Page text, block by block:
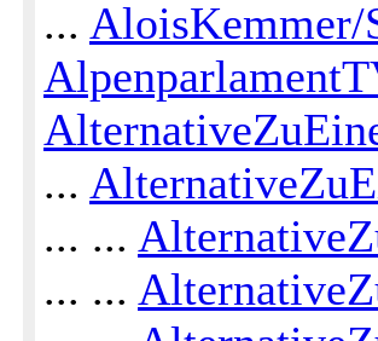
...
...
... ...
... ...